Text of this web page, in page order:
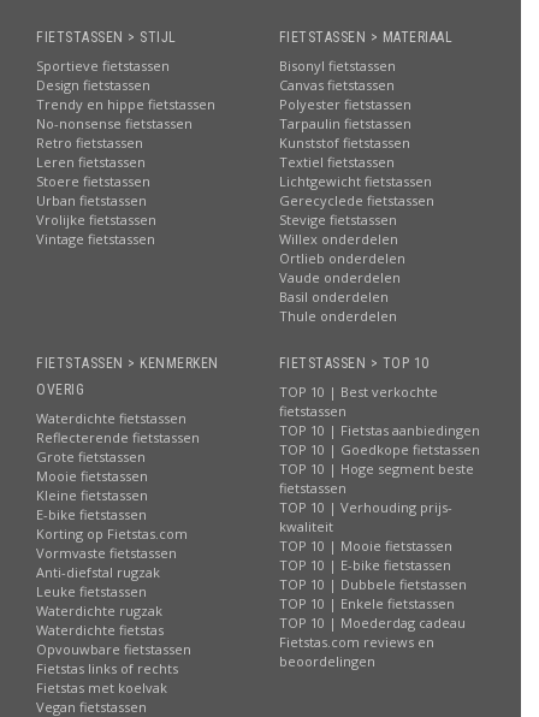
FIETSTASSEN > STIJL
Sportieve fietstassen
Design fietstassen
Trendy en hippe fietstassen
No-nonsense fietstassen
Retro fietstassen
Leren fietstassen
Stoere fietstassen
Urban fietstassen
Vrolijke fietstassen
Vintage fietstassen
FIETSTASSEN > MATERIAAL
Bisonyl fietstassen
Canvas fietstassen
Polyester fietstassen
Tarpaulin fietstassen
Kunststof fietstassen
Textiel fietstassen
Lichtgewicht fietstassen
Gerecyclede fietstassen
Stevige fietstassen
Willex onderdelen
Ortlieb onderdelen
Vaude onderdelen
Basil onderdelen
Thule onderdelen
FIETSTASSEN > KENMERKEN
OVERIG
Waterdichte fietstassen
Reflecterende fietstassen
Grote fietstassen
Mooie fietstassen
Kleine fietstassen
E-bike fietstassen
Korting op Fietstas.com
Vormvaste fietstassen
Anti-diefstal rugzak
Leuke fietstassen
Waterdichte rugzak
Waterdichte fietstas
Opvouwbare fietstassen
Fietstas links of rechts
Fietstas met koelvak
Vegan fietstassen
FIETSTASSEN > TOP 10
TOP 10 | Best verkochte
fietstassen
TOP 10 | Fietstas aanbiedingen
TOP 10 | Goedkope fietstassen
TOP 10 | Hoge segment beste
fietstassen
TOP 10 | Verhouding prijs-
kwaliteit
TOP 10 | Mooie fietstassen
TOP 10 | E-bike fietstassen
TOP 10 | Dubbele fietstassen
TOP 10 | Enkele fietstassen
TOP 10 | Moederdag cadeau
Fietstas.com reviews en
beoordelingen